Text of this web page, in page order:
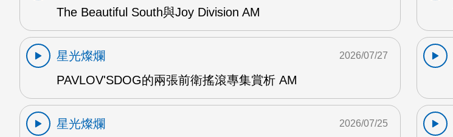
The Beautiful South與Joy Division AM
星光燦爛
PAVLOV'SDOG的兩張前衛搖滾專集賞析 AM
2026/07/27
星光燦爛
2026/07/25